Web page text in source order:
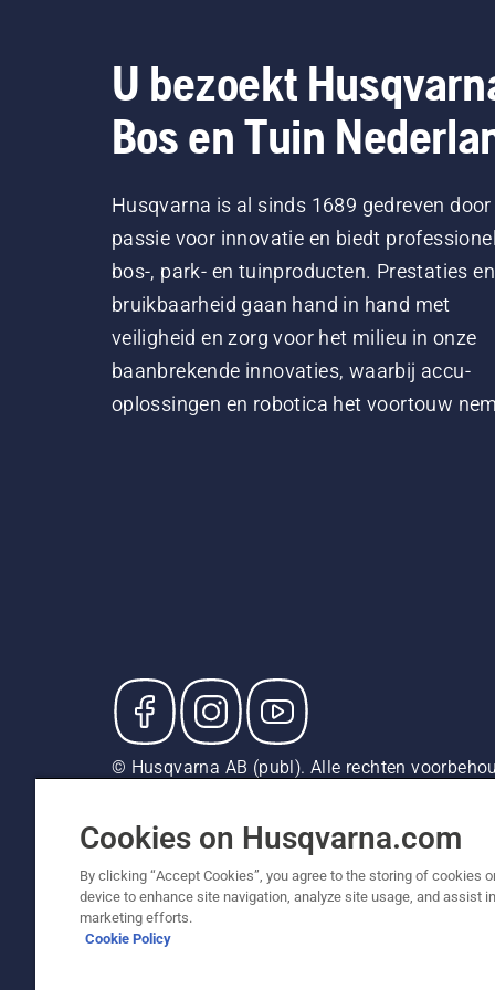
U bezoekt
Bos en Tuin
Husqvarna is al sinds 1689 gedreven door
passie voor innovatie en biedt
bos-, park- en tuinproducten. Prestaties en
bruikbaarheid gaan hand in hand met
veiligheid en zorg voor het milieu in onze
baanbrekende innovaties, waarbij accu-
oplossingen en robotica het voortouw
© Husqvarna AB (publ). Alle rechten
Cookiebeleid
Cookies on Husqvarna.com
By clicking “Accept Cookies”, you agree to the storing of cookies
device to enhance site navigation, analyze site usage, and assist
marketing efforts.
Cookie Policy